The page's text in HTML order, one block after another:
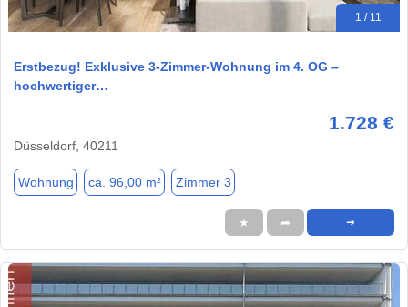
1 / 11
Erstbezug! Exklusive 3-Zimmer-Wohnung im 4. OG –
hochwertiger…
1.728 €
Düsseldorf, 40211
Wohnung ca. 96,00 m² Zimmer 3
★ ➦ ➜